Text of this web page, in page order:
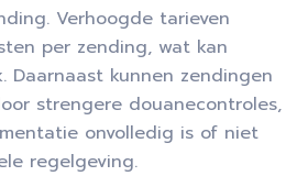
Verhoogde tarieven
per zending, wat kan
Daarnaast kunnen zendingen
strengere douanecontroles,
onvolledig is of niet
regelgeving.